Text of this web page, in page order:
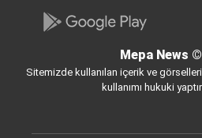
Mepa News
Sitemizde kullanılan içerik ve
kullanımı hukuki